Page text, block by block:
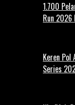
1.700
Run 2026
Keren
Series